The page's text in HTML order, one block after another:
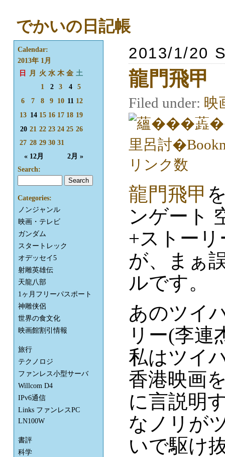
でかいの日記帳
2013/1/20
龍門飛甲
Filed under: 映
龍門飛甲
ンゲート
+ストー
が、まぁ
ルです。
あのツイ
リー(李連
私はツイ
香港映画
に言説明
なノリが
いで駆け
Calendar:
2013年 1月
日
月 火 水 木 金 土
« 12月 2月 »
1 2 3 4
5
6
7 8 9 10 11 12
13 14 15 16 17 18 19
20 21 22 23 24 25 26
27 28 29 30 31
Search:
Categories:
ノンジャンル
映画・テレビ
ガンダム
スタートレック
オデッセイ5
射雕英雄伝
天龍八部
1ヶ月フリーパスポート
神雕侠侶
世界の食文化
映画館割引情報
旅行
テクノロジ
ファンレス小型サーバ
Willcom D4
IPv6通信
Links ファンレスPC
LN100W
書評
科学